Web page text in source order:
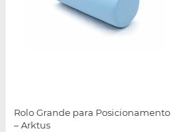
Rolo Grande para Posicionamento
– Arktus